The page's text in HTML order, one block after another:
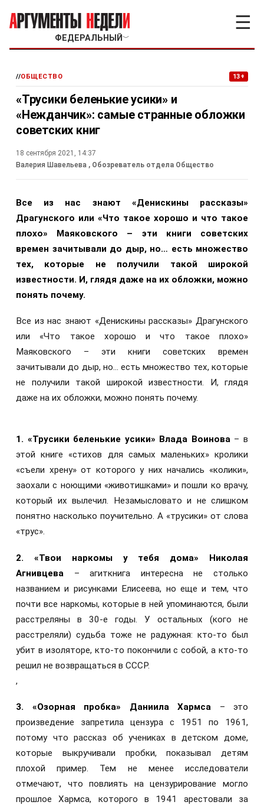
ФЕДЕРАЛЬНЫЙ ﹀
☰
//ОБЩЕСТВО 13+
«Трусики беленькие усики» и
«Нежданчик»: самые странные обложки
советских книг
18 сентября 2021, 14:37
Валерия Шавельева , Обозреватель отдела Общество
Все из нас знают «Денискины рассказы»
Драгунского или «Что такое хорошо и что такое
плохо» Маяковского – эти книги советских
времен зачитывали до дыр, но… есть множество
тех, которые не получили такой широкой
известности. И, глядя даже на их обложки, можно
понять почему.
Все из нас знают «Денискины рассказы» Драгунского
или «Что такое хорошо и что такое плохо»
Маяковского – эти книги советских времен
зачитывали до дыр, но… есть множество тех, которые
не получили такой широкой известности. И, глядя
даже на их обложки, можно понять почему.
1. «Трусики беленькие усики» Влада Воинова– в
этой книге «стихов для самых маленьких» кролики
«съели хрену» от которого у них начались «колики»,
заохали с ноющими «животишками» и пошли ко врачу,
который их вылечил. Незамысловато и не слишком
понятно насколько поучительно. А «трусики» от слова
«трус».
2.
«Твои наркомы у тебя дома» Николая
Агнивцева – агиткнига интересна не столько
названием и рисунками Елисеева, но еще и тем, что
почти все наркомы, которые в ней упоминаются, были
расстреляны в 30-е годы. У остальных (кого не
расстреляли) судьба тоже не радужная: кто-то был
убит в изоляторе, кто-то покончили с собой, а кто-то
решил не возвращаться в СССР.
,
3. «Озорная пробка» Даниила Хармса – это
произведение запретила цензура с 1951 по 1961,
потому что рассказ об учениках в детском доме,
которые выкручивали пробки, показывал детям
плохой пример. Тем не менее исследователи
отмечают, что повлиять на цензурирование могло
прошлое Хармса, которого в 1941 арестовали за